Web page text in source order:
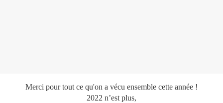
Merci pour tout ce qu'on a vécu ensemble cette année !
2022 n’est plus,